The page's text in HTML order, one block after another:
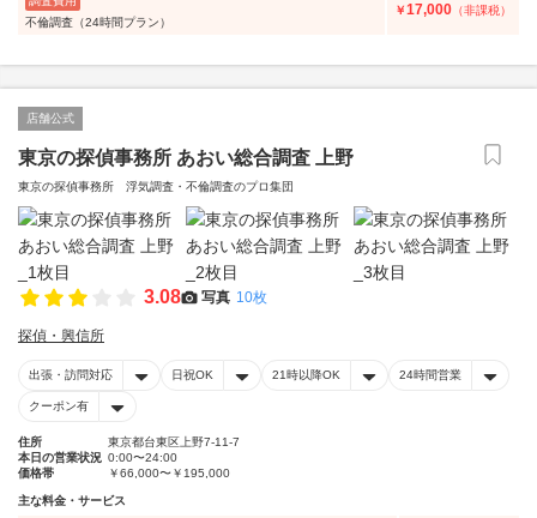
不倫調査（24時間プラン）
￥17,000 （非課税）
店舗公式
東京の探偵事務所 あおい総合調査 上野
東京の探偵事務所 浮気調査・不倫調査のプロ集団
3.08 写真 10枚
探偵・興信所
出張・訪問対応 日祝OK 21時以降OK 24時間営業
クーポン有
住所
東京都台東区上野7-11-7
本日の営業状況 0:00〜24:00
価格帯
￥66,000〜￥195,000
主な料金・サービス